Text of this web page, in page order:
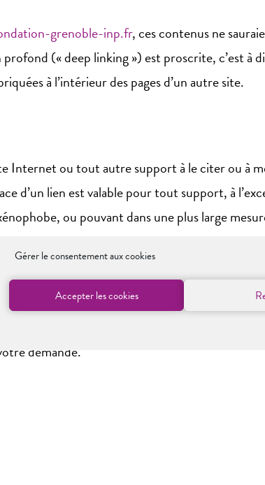
Gérer le consentement aux cookies
Accepter les cookies
grenoble-inp.fr, ces contenus ne
(« deep linking ») est proscrite, c’est à
à l’intérieur des pages d’un autre site.
Internet ou tout autre support à le citer ou à
d’un lien est valable pour tout support, à
ou pouvant dans une plus large
informons que la collecte des informations
demande.